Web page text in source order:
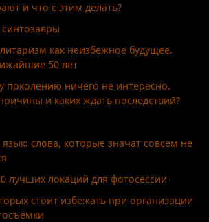
и что с этим делать?
как неизбежное будущее.
50 лет
поколению ничего не интересно.
и каких ждать последствий?
слова, которые значат совсем не
лучших локаций для фотосессии
стоит избежать при организации